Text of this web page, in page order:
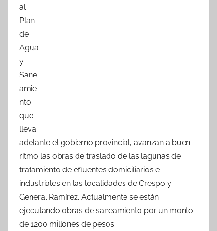
o
al
Plan
de
Agua
y
Sane
amie
nto
que
lleva
adelante el gobierno provincial, avanzan a buen
ritmo las obras de traslado de las lagunas de
tratamiento de efluentes domiciliarios e
industriales en las localidades de Crespo y
General Ramírez. Actualmente se están
ejecutando obras de saneamiento por un monto
de 1200 millones de pesos.